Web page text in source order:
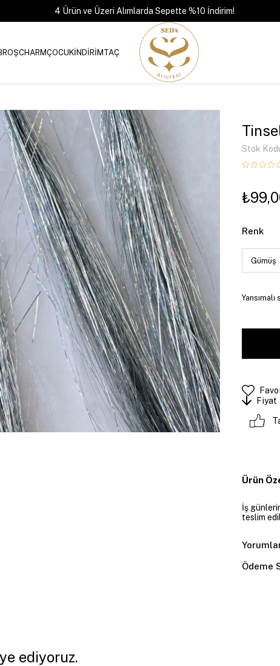
4 Ürün ve Üzeri Alımlarda Sepette %10 İndirim!
CHARMÇOCUKİNDİRİMTAÇ
Stok
Renk
Yansımalı
Fiyat
Ürün
İş
teslim
Ödeme
ediyoruz.